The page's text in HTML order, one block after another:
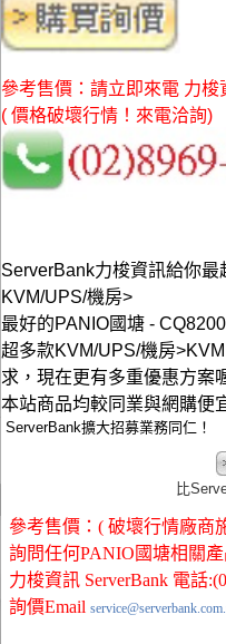
參考售價：請立即來電 力梭
( 價格破壞行情！來電洽詢)
ServerBank力梭資訊給你
KVM/UPS/機房>
最好的PANIO國塘 -
超多款KVM/UPS/機房
求，現在更有多重優惠方案
本站商品均較同業與網購便
ServerBank擴大招募業務同仁！
比
參考售價：( 破壞行情廠商
詢問任何PANIO國塘相關
力梭資訊 ServerBank 電話
詢價Email